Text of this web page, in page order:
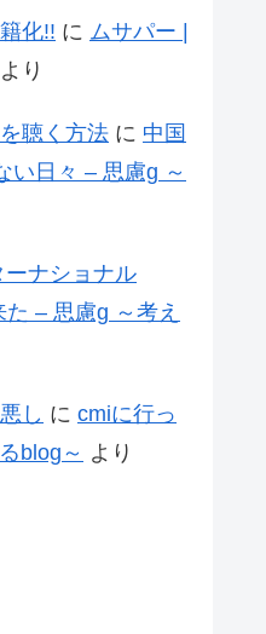
化!! に ムサパー |
より
聴く方法 に 中国
日々 – 思慮g ～
ナショナル
– 思慮g ～考え
し に cmiに行っ
blog～ より